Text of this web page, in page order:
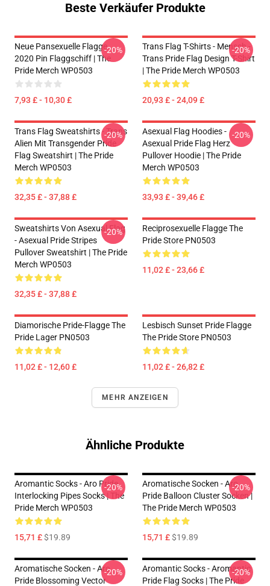
Beste Verkäufer Produkte
Neue Pansexuelle Flagge
2020 Pin Flaggschiff | The
Pride Merch WP0503
7,93 £ - 10,30 £
-20%
Trans Flag T-Shirts - Mensch -
Trans Pride Flag Design T-Shirt
| The Pride Merch WP0503
20,93 £ - 24,09 £
-20%
Trans Flag Sweatshirts - Trans
Alien Mit Transgender Pride
Flag Sweatshirt | The Pride
Merch WP0503
32,35 £ - 37,88 £
-20%
Asexual Flag Hoodies -
Asexual Pride Flag Herz
Pullover Hoodie | The Pride
Merch WP0503
33,93 £ - 39,46 £
-20%
Sweatshirts Von Asexual Flag
- Asexual Pride Stripes
Pullover Sweatshirt | The Pride
Merch WP0503
32,35 £ - 37,88 £
-20%
Reciprosexuelle Flagge The
Pride Store PN0503
11,02 £ - 23,66 £
Diamorische Pride-Flagge The
Pride Lager PN0503
11,02 £ - 12,60 £
Lesbisch Sunset Pride Flagge
The Pride Store PN0503
11,02 £ - 26,82 £
MEHR ANZEIGEN
Ähnliche Produkte
Aromantic Socks - Aro Pride
Interlocking Pipes Socks | The
Pride Merch WP0503
15,71 £$19.89
-20%
Aromatische Socken - Aro
Pride Balloon Cluster Socken |
The Pride Merch WP0503
15,71 £$19.89
-20%
Aromatische Socken - Aro
Pride Blossoming Vector
-20%
Aromantic Socks - Aromantic
Pride Flag Socks | The Pride
-20%